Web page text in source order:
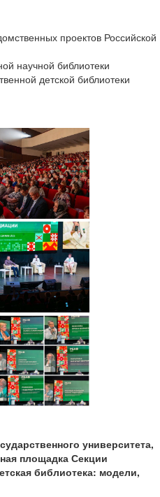
проектов Российской
научной библиотеки
детской библиотеки
университета,
площадка Секции
библиотека: модели,